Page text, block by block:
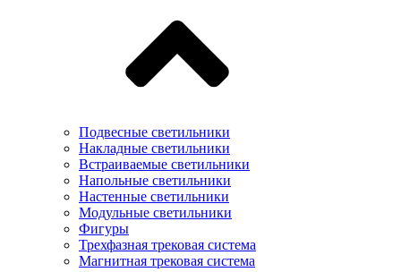
Подвесные светильники
Накладные светильники
Встраиваемые светильники
Напольные светильники
Настенные светильники
Модульные светильники
Фигуры
Трехфазная трековая система
Магнитная трековая система